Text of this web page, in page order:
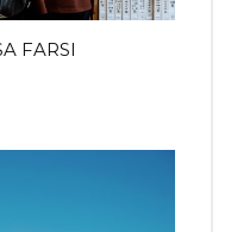
FARSI